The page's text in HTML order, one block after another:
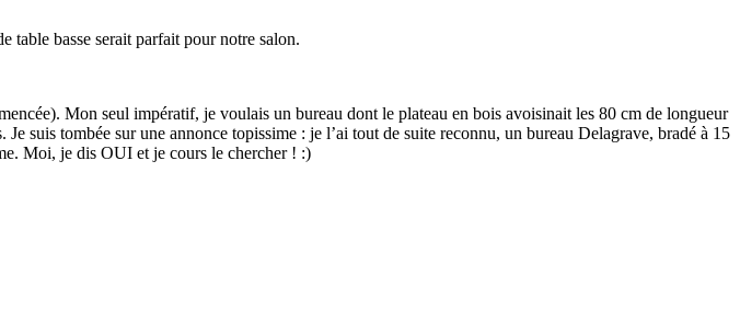
table basse serait parfait pour notre salon.
Mon seul impératif, je voulais un bureau dont le plateau en bois avoisinait les 80 cm de longueur
suis tombée sur une annonce topissime : je l’ai tout de suite reconnu, un bureau Delagrave, bradé à 15
Moi, je dis OUI et je cours le chercher ! :)